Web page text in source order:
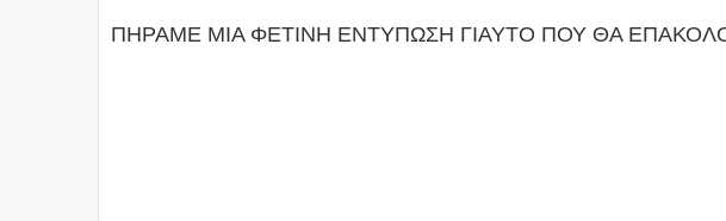
ΠΗΡΑΜΕ ΜΙΑ ΦΕΤΙΝΗ ΕΝΤΥΠΩΣΗ ΓΙΑΥΤΟ ΠΟΥ ΘΑ